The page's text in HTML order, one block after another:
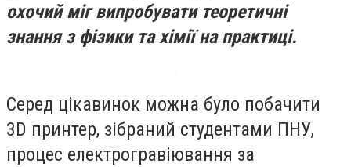
охочий міг випробувати теоретичні
знання з фізики та хімії на практиці.
Серед цікавинок можна було побачити
3D принтер, зібраний студентами ПНУ,
процес електрогравіювання за